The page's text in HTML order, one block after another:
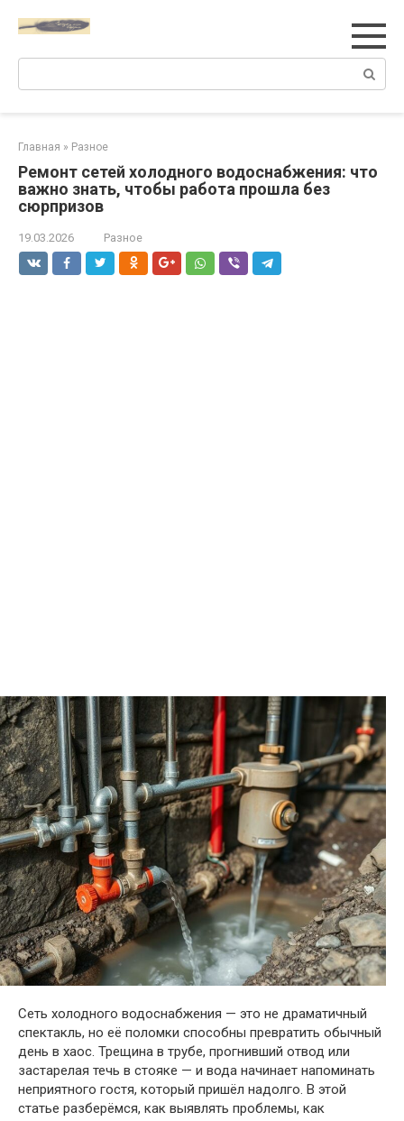
Главная » Разное
Ремонт сетей холодного водоснабжения: что
важно знать, чтобы работа прошла без
сюрпризов
19.03.2026 Разное
Сеть холодного водоснабжения — это не драматичный
спектакль, но её поломки способны превратить обычный
день в хаос. Трещина в трубе, прогнивший отвод или
застарелая течь в стояке — и вода начинает напоминать
неприятного гостя, который пришёл надолго. В этой
статье разберёмся, как выявлять проблемы, как